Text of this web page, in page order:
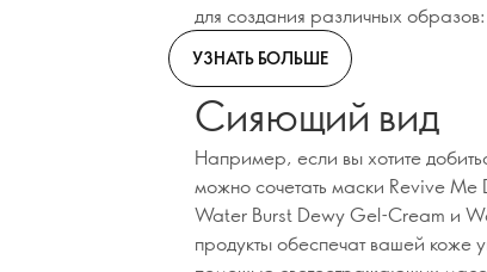
для создания различных образов:
УЗНАТЬ БОЛЬШЕ
Сияющий вид
Например, если вы хотите
можно сочетать маски Revive
Water Burst Dewy Gel-Cream и
продукты обеспечат вашей коже